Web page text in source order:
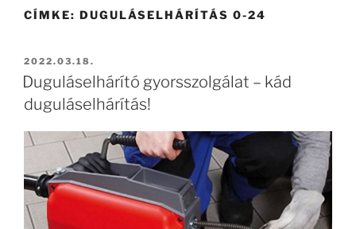
CÍMKE: DUGULÁSELHÁRÍTÁS 0-24
BEKÜLDVE:
2022.03.18.
Duguláselhárító gyorsszolgálat – kád
duguláselhárítás!